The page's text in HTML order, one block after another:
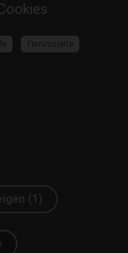
Feminisierte
(1)